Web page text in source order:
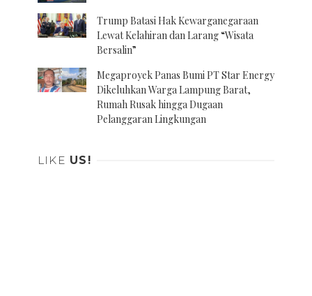
Trump Batasi Hak Kewarganegaraan
Lewat Kelahiran dan Larang “Wisata
Bersalin”
Megaproyek Panas Bumi PT Star Energy
Dikeluhkan Warga Lampung Barat,
Rumah Rusak hingga Dugaan
Pelanggaran Lingkungan
LIKE US!